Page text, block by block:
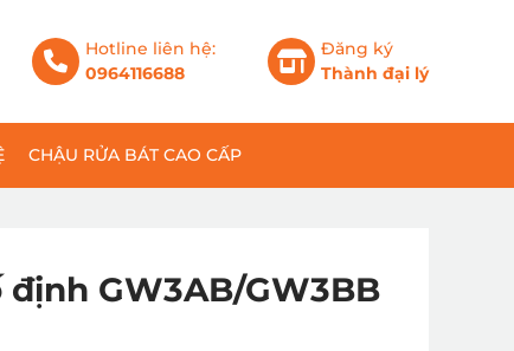
Hotline liên hệ:
0964116688
Đăng ký
Thành đại lý
CHẬU RỬA BÁT CAO CẤP
GW3AB/GW3BB